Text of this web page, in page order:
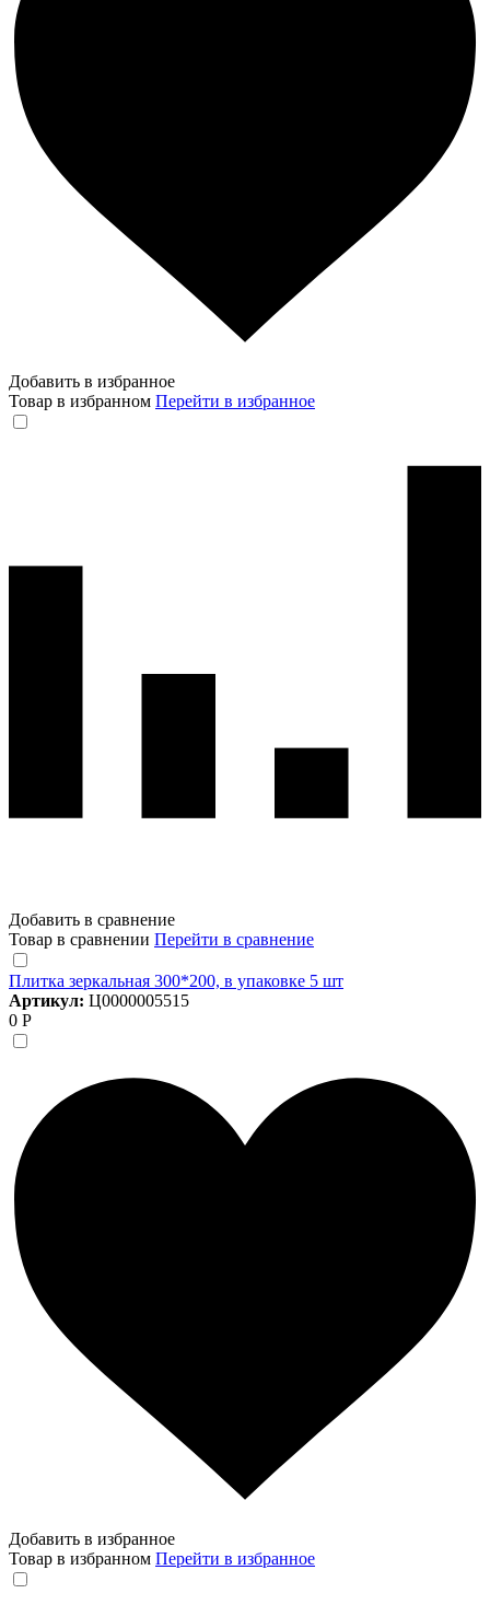
Добавить в избранное
Товар в избранном Перейти в избранное
Добавить в сравнение
Товар в сравнении Перейти в сравнение
Плитка зеркальная 300*200, в упаковке 5 шт
Артикул: Ц0000005515
0 Р
Добавить в избранное
Товар в избранном Перейти в избранное